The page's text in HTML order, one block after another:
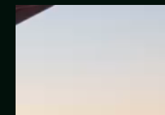
Pregledač
video